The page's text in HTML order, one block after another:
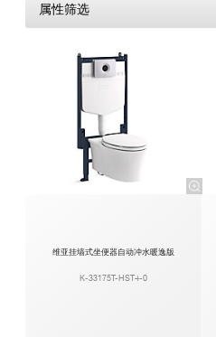
属性筛选
维亚挂墙式坐便器自动冲水暖逸版
K-33175T-HST4-0